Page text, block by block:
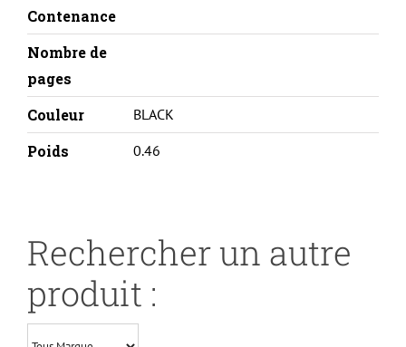
Contenance
Nombre de
pages
Couleur
BLACK
Poids 0.46
Rechercher un autre
produit :